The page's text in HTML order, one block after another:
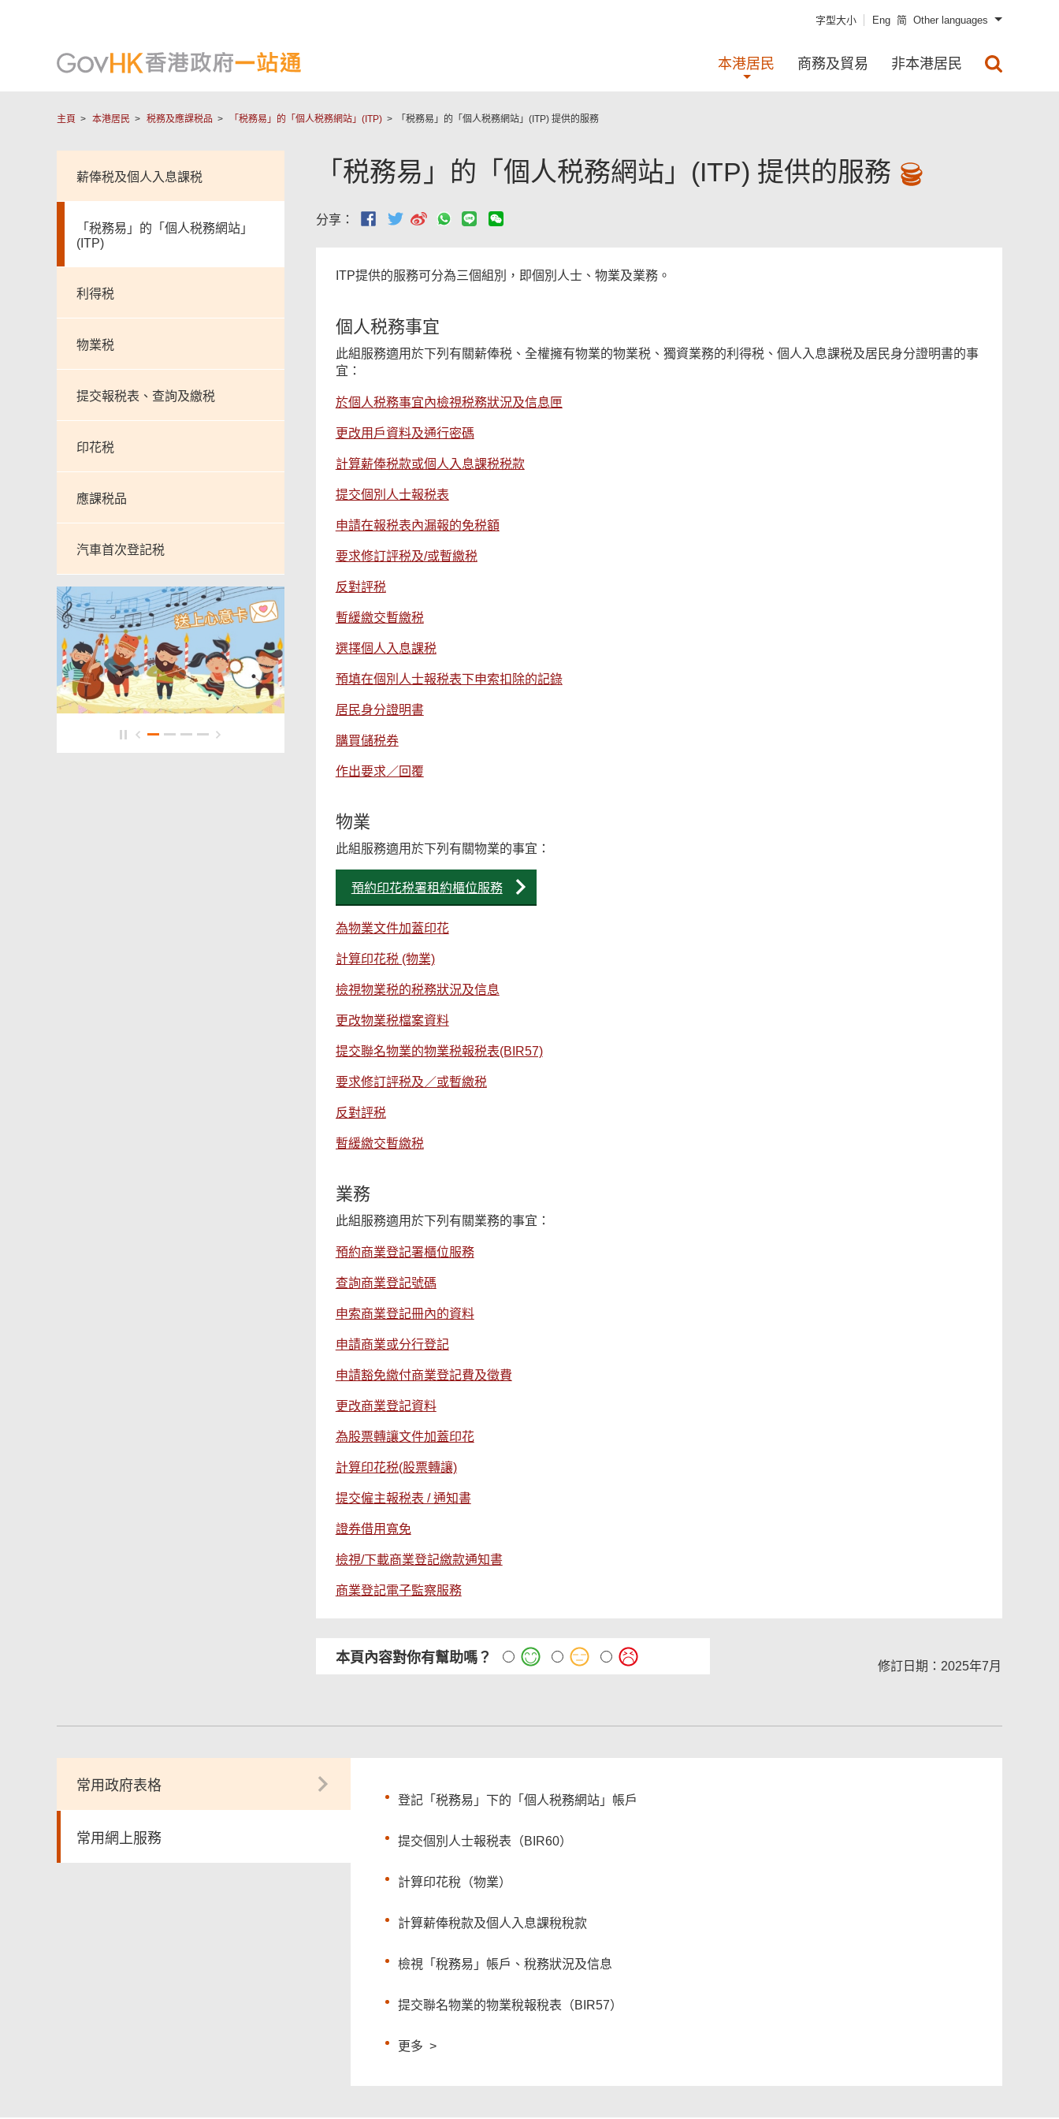
字型大小 Eng 简 Other languages
本港居民 商務及貿易 非本港居民
主頁 本港居民 税務及應課税品 「税務易」的「個人税務網站」(ITP) 「税務易」的「個人税務網站」(ITP) 提供的服務
薪俸税及個人入息課税
「税務易」的「個人税務網站」
(ITP)
利得税
物業税
提交報税表、查詢及繳税
印花税
應課税品
汽車首次登記税
「税務易」的「個人税務網站」(ITP) 提供的服務
分享：
ITP提供的服務可分為三個組別，即個別人士、物業及業務。
個人税務事宜
此組服務適用於下列有關薪俸税、全權擁有物業的物業税、獨資業務的利得税、個人入息課税及居民身分證明書的事
宜：
於個人税務事宜內檢視税務狀況及信息匣
更改用戶資料及通行密碼
計算薪俸税款或個人入息課税税款
提交個別人士報税表
申請在報税表內漏報的免税額
要求修訂評税及/或暫繳税
反對評税
暫緩繳交暫繳税
選擇個人入息課税
預填在個別人士報税表下申索扣除的記錄
居民身分證明書
購買儲税券
作出要求／回覆
物業
此組服務適用於下列有關物業的事宜：
預約印花税署租約櫃位服務
為物業文件加蓋印花
計算印花税 (物業)
檢視物業税的税務狀況及信息
更改物業税檔案資料
提交聯名物業的物業税報税表(BIR57)
要求修訂評税及／或暫繳税
反對評税
暫緩繳交暫繳税
業務
此組服務適用於下列有關業務的事宜：
預約商業登記署櫃位服務
查詢商業登記號碼
申索商業登記冊內的資料
申請商業或分行登記
申請豁免繳付商業登記費及徵費
更改商業登記資料
為股票轉讓文件加蓋印花
計算印花税(股票轉讓)
提交僱主報税表 / 通知書
證券借用寬免
檢視/下載商業登記繳款通知書
商業登記電子監察服務
本頁內容對你有幫助嗎？
修訂日期：2025年7月
常用政府表格
常用網上服務
登記「税務易」下的「個人税務網站」帳戶
提交個別人士報税表（BIR60）
計算印花稅（物業）
計算薪俸稅款及個人入息課稅稅款
檢視「稅務易」帳戶、稅務狀況及信息
提交聯名物業的物業稅報稅表（BIR57）
更多 >